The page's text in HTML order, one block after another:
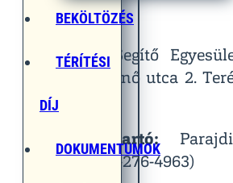
BEKÖLTÖZÉS
TÉRÍTÉSI
DÍJ
DOKUMENTUMOK
Helyszín:
Egymást Segítő
Pécel, Pihenő utca 2.
Terem
Kapcsolattartó:
(Tel.: 06-30-276-4963)